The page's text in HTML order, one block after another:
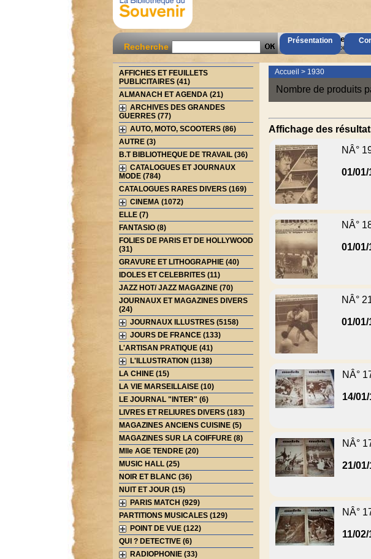
Présentation
Recherche
AccÃ¨s Client
Mot de passe oubliÃ© ?
AFFICHES ET FEUILLETS
PUBLICITAIRES (41)
ALMANACH ET AGENDA (21)
ARCHIVES DES GRANDES
GUERRES (77)
AUTO, MOTO, SCOOTERS (86)
AUTRE (3)
B.T BIBLIOTHEQUE DE TRAVAIL (36)
CATALOGUES ET JOURNAUX
MODE (784)
CATALOGUES RARES DIVERS (169)
CINEMA (1072)
ELLE (7)
FANTASIO (8)
FOLIES DE PARIS ET DE HOLLYWOOD
(31)
GRAVURE ET LITHOGRAPHIE (40)
IDOLES ET CELEBRITES (11)
JAZZ HOT/ JAZZ MAGAZINE (70)
JOURNAUX ET MAGAZINES DIVERS
(24)
JOURNAUX ILLUSTRES (5158)
JOURS DE FRANCE (133)
L'ARTISAN PRATIQUE (41)
L'ILLUSTRATION (1138)
LA CHINE (15)
LA VIE MARSEILLAISE (10)
LE JOURNAL "INTER" (6)
LIVRES ET RELIURES DIVERS (183)
MAGAZINES ANCIENS CUISINE (5)
MAGAZINES SUR LA COIFFURE (8)
Mlle AGE TENDRE (20)
MUSIC HALL (25)
NOIR ET BLANC (36)
NUIT ET JOUR (15)
PARIS MATCH (929)
PARTITIONS MUSICALES (129)
POINT DE VUE (122)
QUI ? DETECTIVE (6)
RADIOPHONIE (33)
Accueil > 1930
Nombre de produits
Affichage des
NÂ°
01/01/
NÂ°
01/01/
NÂ°
01/01/
NÂ°
14/
NÂ°
21/
NÂ°
11/